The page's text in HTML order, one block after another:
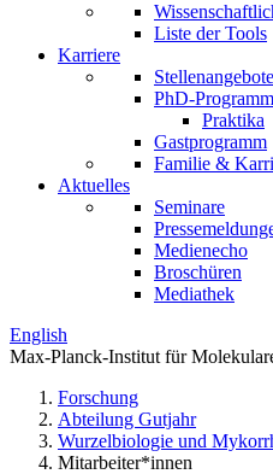
Liste der Tools
Karriere
Stellenangebote
PhD-
Praktika
Gastprogramm
Familie &
Aktuelles
Seminare
Medienecho
Broschüren
Mediathek
English
Max-Planck-Institut für
Forschung
Abteilung Gutjahr
Wurzelbiologie und
Mitarbeiter*innen